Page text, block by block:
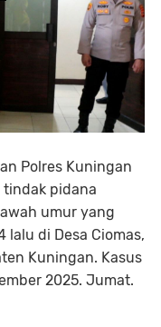
Polres Kuningan
pidana
umur yang
lalu di Desa Ciomas,
Kuningan. Kasus
2025. Jumat.